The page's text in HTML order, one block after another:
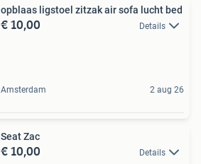
opblaas ligstoel zitzak air sofa lucht bed
€ 10,00 Details
Amsterdam 2 aug 26
Seat Zac
€ 10,00 Details